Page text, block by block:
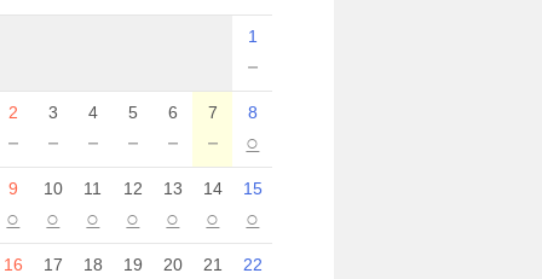
1
－
2
－
3
－
4
－
5
－
6
－
7
－
8
○
9
○
10
○
11
○
12
○
13
○
14
○
15
○
16 17 18 19 20 21 22